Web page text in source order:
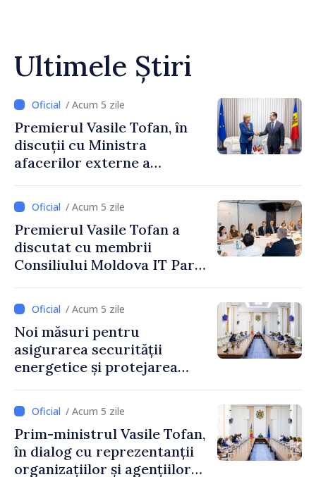
Ultimele Știri
/ Acum 5 zile
Premierul Vasile Tofan, în
discuții cu Ministra
afacerilor externe a
/ Acum 5 zile
Premierul Vasile Tofan a
discutat cu membrii
Consiliului Moldova IT Park:
industriei IT”
/ Acum 5 zile
Noi măsuri pentru
asigurarea securității
energetice și protejarea
de CNMC
/ Acum 5 zile
Prim-ministrul Vasile Tofan,
în dialog cu reprezentanții
organizațiilor și agențiilor